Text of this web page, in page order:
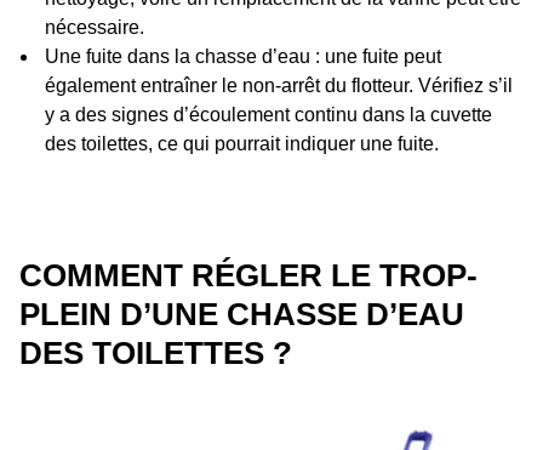
nécessaire.
Une fuite dans la chasse d’eau : une fuite peut
également entraîner le non-arrêt du flotteur. Vérifiez s’il
y a des signes d’écoulement continu dans la cuvette
des toilettes, ce qui pourrait indiquer une fuite.
COMMENT RÉGLER LE TROP-
PLEIN D’UNE CHASSE D’EAU
DES TOILETTES ?